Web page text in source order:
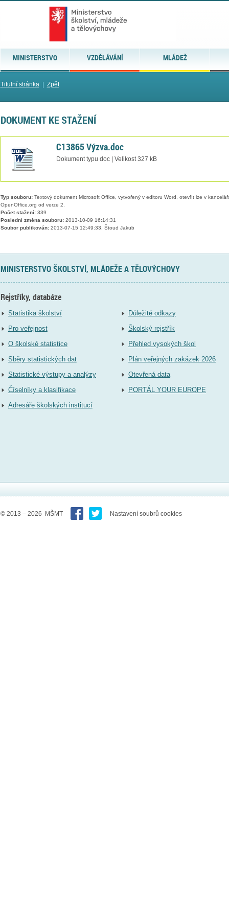
MINISTERSTVO VZDĚLÁVÁNÍ MLÁDEŽ
Titulní stránka| Zpět
DOKUMENT KE STAŽENÍ
C13865 Výzva.doc
Dokument typu doc | Velikost 327 kB
Typ souboru:Textový dokument Microsoft Office, vytvořený v editoru Word, otevřít lze v
OpenOffice.org od verze 2.
Počet stažení:339
Poslední změna souboru:2013-10-09 16:14:31
Soubor publikován:2013-07-15 12:49:33, Štoud Jakub
MINISTERSTVO ŠKOLSTVÍ, MLÁDEŽE A TĚLOVÝCHOVY
Rejstříky, databáze
Statistika školství
Pro veřejnost
O školské statistice
Sběry statistických dat
Statistické výstupy a analýzy
Číselníky a klasifikace
Adresáře školských institucí
Důležité odkazy
Školský rejstřík
Přehled vysokých škol
Plán veřejných zakázek 2026
Otevřená data
PORTÁL YOUR EUROPE
© 2013 – 2026 MŠMT Nastavení soubrů cookies